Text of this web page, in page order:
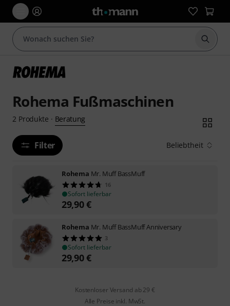
Suche
Rohema Fußmaschinen
2 Produkte · Beratung
Filter Beliebtheit
Rohema Mr. Muff BassMuff
16
Sofort lieferbar
29,90€
Rohema Mr. Muff BassMuff Anniversary
3
Sofort lieferbar
29,90€
Kostenloser Versand ab 29 €
Alle Preise inkl. MwSt.